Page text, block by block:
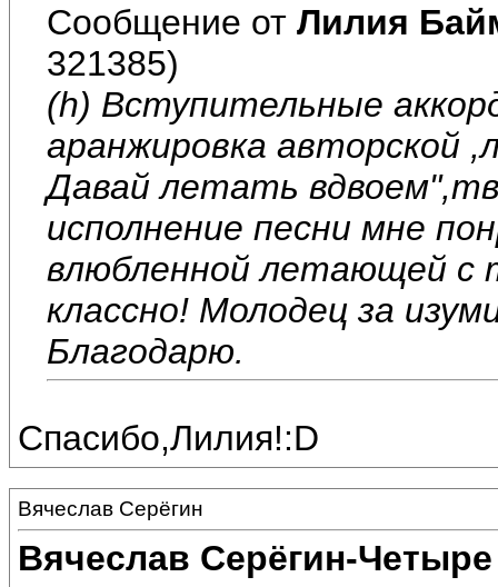
Сообщение от Лилия
321385)
(h) Вступительные
аранжировка авторской
Давай летать
исполнение песни мне
влюбленной летающей с
классно! Молодец за
Благодарю.
Спасибо,Лилия!:D
Вячеслав Серёгин
Вячеслав Серёгин-